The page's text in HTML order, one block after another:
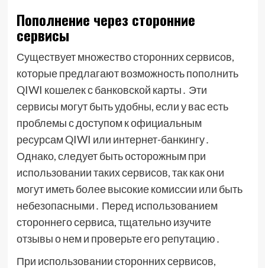
Пополнение через сторонние
сервисы
Существует множество сторонних сервисов,
которые предлагают возможность пополнить
QIWI кошелек с банковской карты․ Эти
сервисы могут быть удобны, если у вас есть
проблемы с доступом к официальным
ресурсам QIWI или интернет-банкингу․
Однако, следует быть осторожным при
использовании таких сервисов, так как они
могут иметь более высокие комиссии или быть
небезопасными․ Перед использованием
стороннего сервиса, тщательно изучите
отзывы о нем и проверьте его репутацию․
При использовании сторонних сервисов,